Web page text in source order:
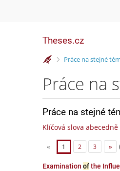
Theses.cz
>Práce na stejné
Práce na
Práce na stejné
Klíčová slova abecedně
« 1 2 3 »
Examination ofthe